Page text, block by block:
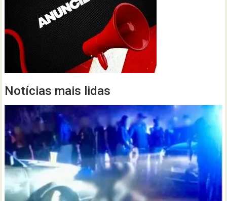
Notícias mais lidas